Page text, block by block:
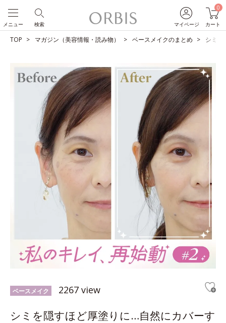
マイページ
0
カート
検索
メニュー
TOP マガジン（美容情報・読み物） ベースメイクのまとめ シミを
ベースメイク 2267 view
シミを隠すほど厚塗りに…自然にカバーす